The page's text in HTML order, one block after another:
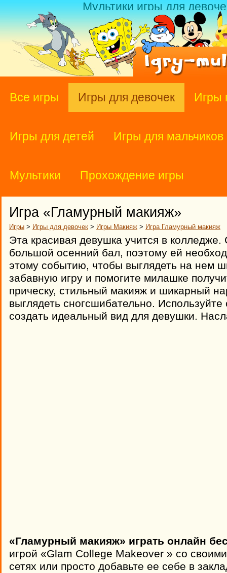
Мультики игры для
Все игры Игры для девочек Игры
Игры для детей Игры для мальчиков
Мультики Прохождение игры
Игра «Гламурный макияж»
Игры > Игры для девочек > Игры Макияж > Игра Гламурный макияж
Эта красивая девушка учится в колледже.
большой осенний бал, поэтому ей
этому событию, чтобы выглядеть на нем
забавную игру и помогите милашке
прическу, стильный макияж и шикарный
выглядеть сногсшибательно.
создать идеальный вид для девушки.
«Гламурный макияж» играть онлайн
игрой «Glam College Makeover » со
сетях или просто добавьте ее себе в